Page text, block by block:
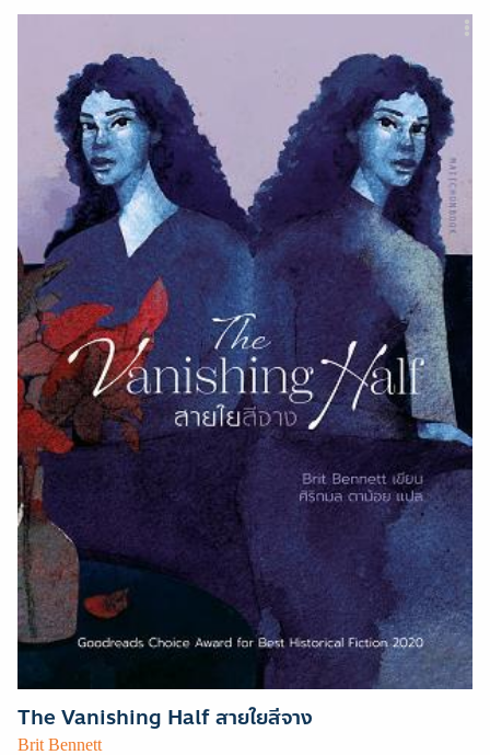
The Vanishing Half สายใยสีจาง
Brit Bennett